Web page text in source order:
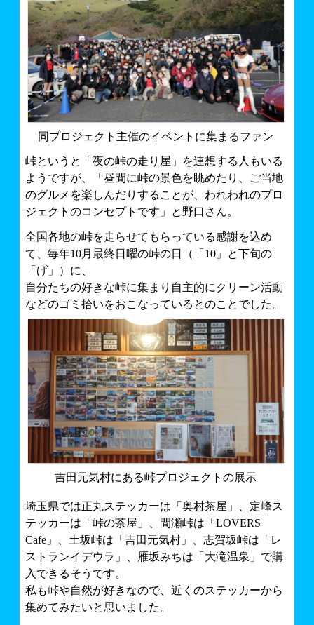
同プロジェクト主催のイベントに集まるファン
峠というと「夜の峠の走り屋」を連想する人もいる
ようですが、「昼間に峠の景色を眺めたり、ご当地
のグルメを楽しんだりすることが、われわれのプロ
ジェクトのコンセプトです」と野口さん。
全国各地の峠を走らせてもらっている感謝を込め
て、毎年10月最終日曜の峠の日（「10」と下旬の
「げ」）に、
自分たちの好きな峠に集まり自主的にクリーン活動
などのゴミ拾いをおこなっているとのことでした。
吉田元気村にある峠プロジェクトの展示
埼玉県では正丸ステッカーは「奥村茶屋」、定峰ス
テッカーは「峠の茶屋」、間瀬峠は「LOVERS
Cafe」、土坂峠は「吉田元気村」、志賀坂峠は「レ
ストランイデウラ」、雁坂みちは「大滝温泉」で購
入できるそうです。
私も峠や自然が好きなので、近くのステッカーから
集めてみたいと思いました。